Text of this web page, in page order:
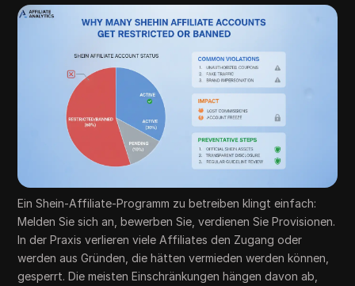
Ein Shein-Affiliate-Programm zu betreiben klingt einfach:
Melden Sie sich an, bewerben Sie, verdienen Sie Provisionen.
In der Praxis verlieren viele Affiliates den Zugang oder
werden aus Gründen, die hätten vermieden werden können,
gesperrt. Die meisten Einschränkungen hängen davon ab,